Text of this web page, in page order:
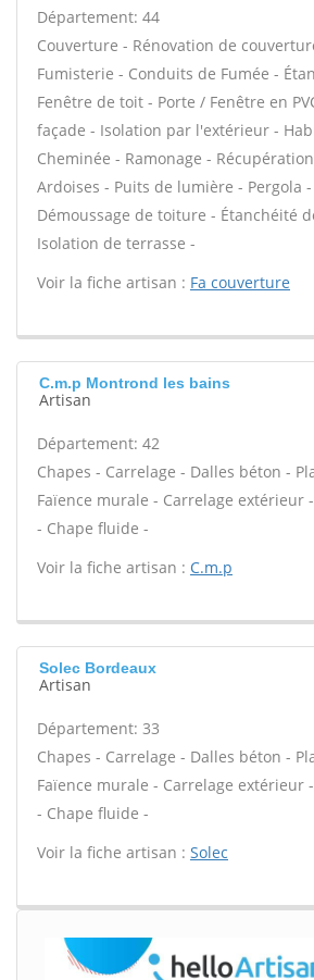
Département: 44
Couverture - Rénovation de
Fumisterie - Conduits de Fumée -
Fenêtre de toit - Porte / Fenêtre en
façade - Isolation par l'extérieur -
Cheminée - Ramonage -
Ardoises - Puits de lumière - Pergola
Démoussage de toiture - Étanchéité
Isolation de terrasse -
Voir la fiche artisan : Fa couverture
C.m.p Montrond les bains
Artisan
Département: 42
Chapes - Carrelage - Dalles béton -
Faïence murale - Carrelage extérieur
- Chape fluide -
Voir la fiche artisan : C.m.p
Solec Bordeaux
Artisan
Département: 33
Chapes - Carrelage - Dalles béton -
Faïence murale - Carrelage extérieur
- Chape fluide -
Voir la fiche artisan : Solec